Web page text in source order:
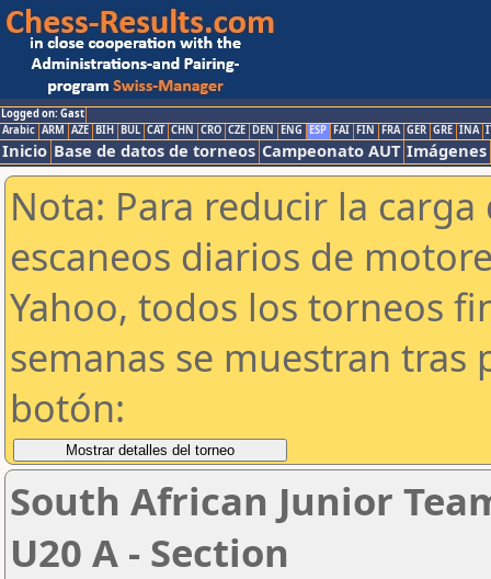
Logged on: Gast
Arabic ARM AZE BIH BUL CAT CHN CRO CZE DEN ENG ESP FAI FIN FRA GER GRE INA
Inicio Base de datos de torneos Campeonato AUT Imágenes
Nota: Para reducir la
escaneos diarios de
Yahoo, todos los torneos
semanas se muestran tras
botón:
South African Junior
U20 A - Section